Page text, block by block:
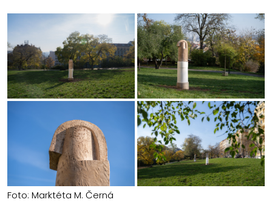
Foto: Marktéta M. Černá